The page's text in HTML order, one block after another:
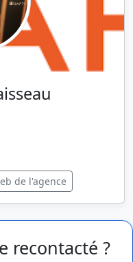
de l'agence
recontacté ?